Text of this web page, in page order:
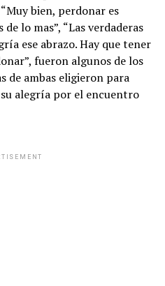
bien, perdonar es
lo mas”, “Las verdaderas
ese abrazo. Hay que tener
fueron algunos de los
de ambas eligieron para
alegría por el encuentro